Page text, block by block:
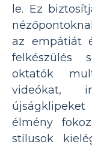
le. Ez
az empátiát
felkészülés
oktatók
videókat,
élmény
stílusok